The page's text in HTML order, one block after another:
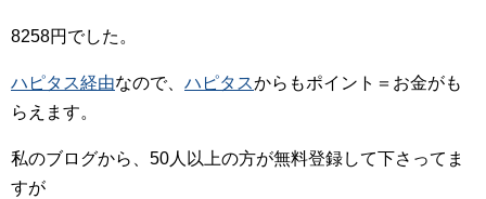
8258円でした。
ハピタス経由なので、 ハピタスからもポイント＝お金がも
らえます。
私のブログから、50人以上の方が無料登録して下さってま
すが